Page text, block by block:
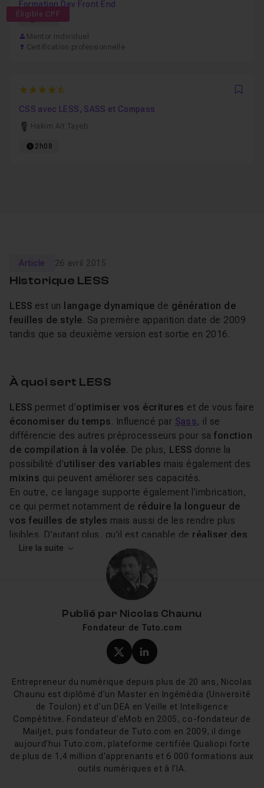
Éligible CPF
Formation Dev Front End
88h
Mentor individuel
Certification professionnelle
4.4
CSS avec LESS, SASS et Compass
Hakim Ait Tayeb
2h08
Article 26 avril 2015
Historique LESS
LESS est un langage dynamique de génération de
feuilles de style. Sa première apparition date de 2009
tandis que sa deuxième version est sortie en 2016.
À quoi sert LESS
LESS permet d’optimiser vos écritures et de vous faire
économiser du temps. Influencé par Sass, il se
différencie des autres préprocesseurs pour sa fonction
de compilation à la volée. De plus, LESS donne la
possibilité d’utiliser des variables mais également des
mixins qui peuvent améliorer ses capacités.
En outre, ce langage supporte également l’imbrication,
ce qui permet notamment de réduire la longueur de
vos feuilles de styles mais aussi de les rendre plus
lisibles. D’autant plus, qu’il est capable de réaliser des
opérationsde calcul ainsi que d’
, ce qui est très pratique dans certaines
Dans tous les cas, il est important de suivre des
Tuto et formations sur LESS
avec Tuto.com
Pour faciliter votreformation LESS , des
tuto CSS gratuitssont disponibles sur notre site. Ces
tuto Less ont été conçus et édités par nos
formateurs CSSqui disposent d’une grande expérience
dans ce domaine.
Lire la suite
Publié par Nicolas Chaunu
Fondateur de Tuto.com
Profil X (twitter) de
Profil LinkedIn de
Entrepreneur du numérique depuis plus de 20 ans, Nicolas
Chaunu est diplômé d'un Master en Ingémédia (Université
de Toulon) et d'un DEA en Veille et Intelligence
Compétitive. Fondateur d'eMob en 2005, co-fondateur de
Mailjet, puis fondateur de Tuto.com en 2009, il dirige
aujourd'hui Tuto.com, plateforme certifiée Qualiopi forte
de plus de 1,4 million d'apprenants et 6 000 formations aux
outils numériques et à l'IA.